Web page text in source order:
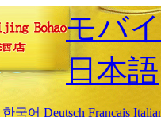
モバ
日本語
한국어 Deutsch Français